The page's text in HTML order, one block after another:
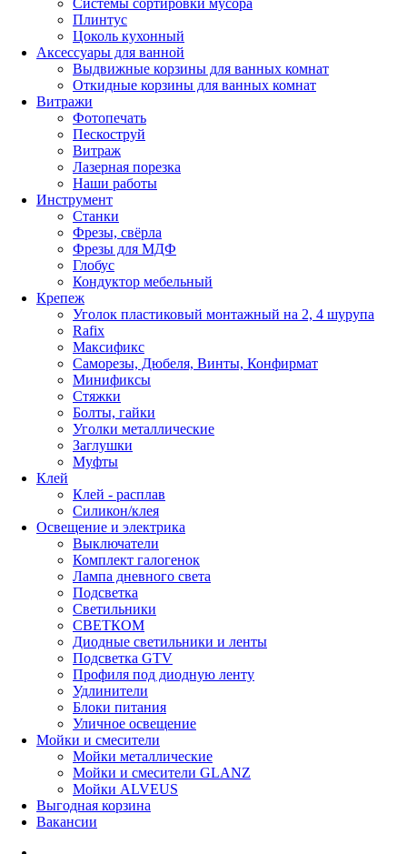
Плинтус
Цоколь кухонный
Аксессуары для ванной
Выдвижные корзины для ванных комнат
Откидные корзины для ванных комнат
Витражи
Фотопечать
Пескоструй
Витраж
Лазерная порезка
Наши работы
Инструмент
Станки
Фрезы, свёрла
Фрезы для МДФ
Глобус
Кондуктор мебельный
Крепеж
Уголок пластиковый монтажный на 2, 4 шурупа
Rafix
Максификс
Саморезы, Дюбеля, Винты, Конфирмат
Минификсы
Стяжки
Болты, гайки
Уголки металлические
Заглушки
Муфты
Клей
Клей - расплав
Силикон/клея
Освещение и электрика
Выключатели
Комплект галогенок
Лампа дневного света
Подсветка
Светильники
СВЕТКОМ
Диодные светильники и ленты
Подсветка GTV
Профиля под диодную ленту
Удлинители
Блоки питания
Уличное освещение
Мойки и смесители
Мойки металлические
Мойки и смесители GLANZ
Мойки ALVEUS
Выгодная корзина
Вакансии